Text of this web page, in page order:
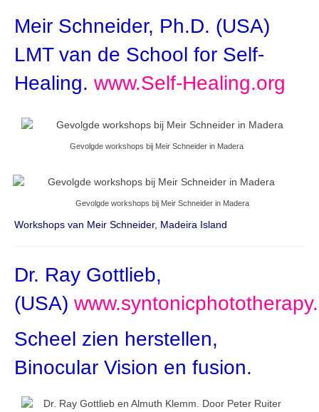
Meir Schneider, Ph.D. (USA)
LMT van de School for Self-
Healing. www.Self-Healing.org
Gevolgde workshops bij Meir Schneider in Madera
Gevolgde workshops bij Meir Schneider in Madera
Workshops van Meir Schneider, Madeira Island
Dr. Ray Gottlieb,
(USA)
Scheel zien herstellen,
Binocular Vision en fusion.